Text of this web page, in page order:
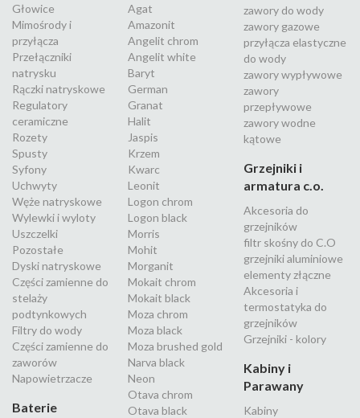
Głowice
Mimośrody i
przyłącza
Przełączniki
natrysku
Rączki natryskowe
Regulatory
ceramiczne
Rozety
Spusty
Syfony
Uchwyty
Węże natryskowe
Wylewki i wyloty
Uszczelki
Pozostałe
Dyski natryskowe
Części zamienne do
stelaży
podtynkowych
Filtry do wody
Części zamienne do
zaworów
Napowietrzacze
Baterie
Agat
Amazonit
Angelit chrom
Angelit white
Baryt
German
Granat
Halit
Jaspis
Krzem
Kwarc
Leonit
Logon chrom
Logon black
Morris
Mohit
Morganit
Mokait chrom
Mokait black
Moza chrom
Moza black
Moza brushed gold
Narva black
Neon
Otava chrom
Otava black
zawory do wody
zawory gazowe
przyłącza elastyczne
do wody
zawory wypływowe
zawory
przepływowe
zawory wodne
kątowe
Grzejniki i
armatura c.o.
Akcesoria do
grzejników
filtr skośny do C.O
grzejniki aluminiowe
elementy złączne
Akcesoria i
termostatyka do
grzejników
Grzejniki - kolory
Kabiny i
Parawany
Kabiny